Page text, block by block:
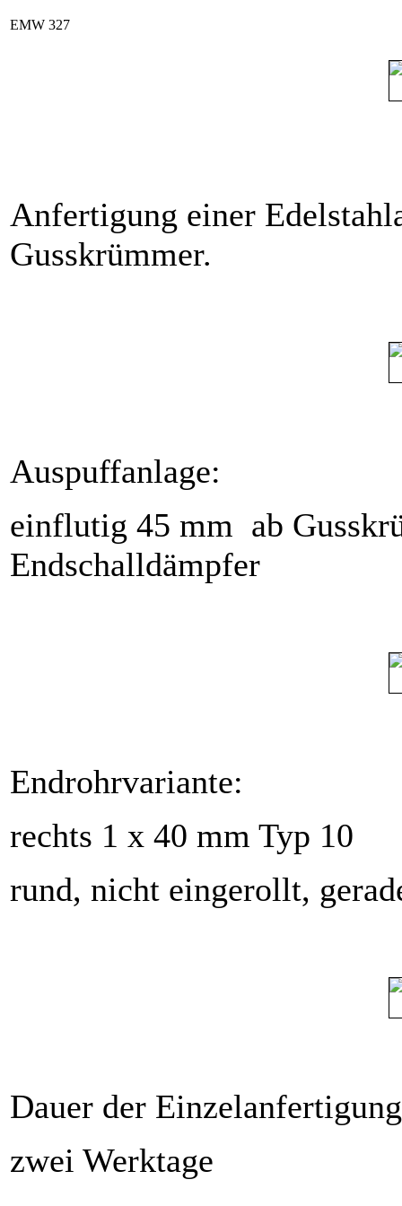
EMW 327
Anfertigung einer
Gusskrümmer.
Auspuffanlage:
einflutig 45 mm ab
Endschalldämpfer
Endrohrvariante:
rechts 1 x 40 mm Typ 10
rund, nicht eingerollt,
Dauer der
zwei Werktage